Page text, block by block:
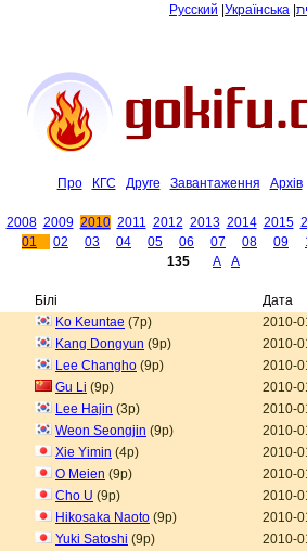
Русский Українська
Про КГС Друге Завантаження Архiв
2008 2009 2010 2011 2012 2013 2014 2015
01
02 03 04 05 06 07 08 09
135
A A
Білі Дата
Ko Keuntae (7p) 2010-
Kang Dongyun (9p) 2010-
Lee Changho (9p) 2010-
Gu Li (9p) 2010-
Lee Hajin (3p) 2010-
Weon Seongjin (9p) 2010-
Xie Yimin (4p) 2010-
O Meien (9p) 2010-
Cho U (9p) 2010-
Hikosaka Naoto (9p) 2010-
Yuki Satoshi (9p) 2010-